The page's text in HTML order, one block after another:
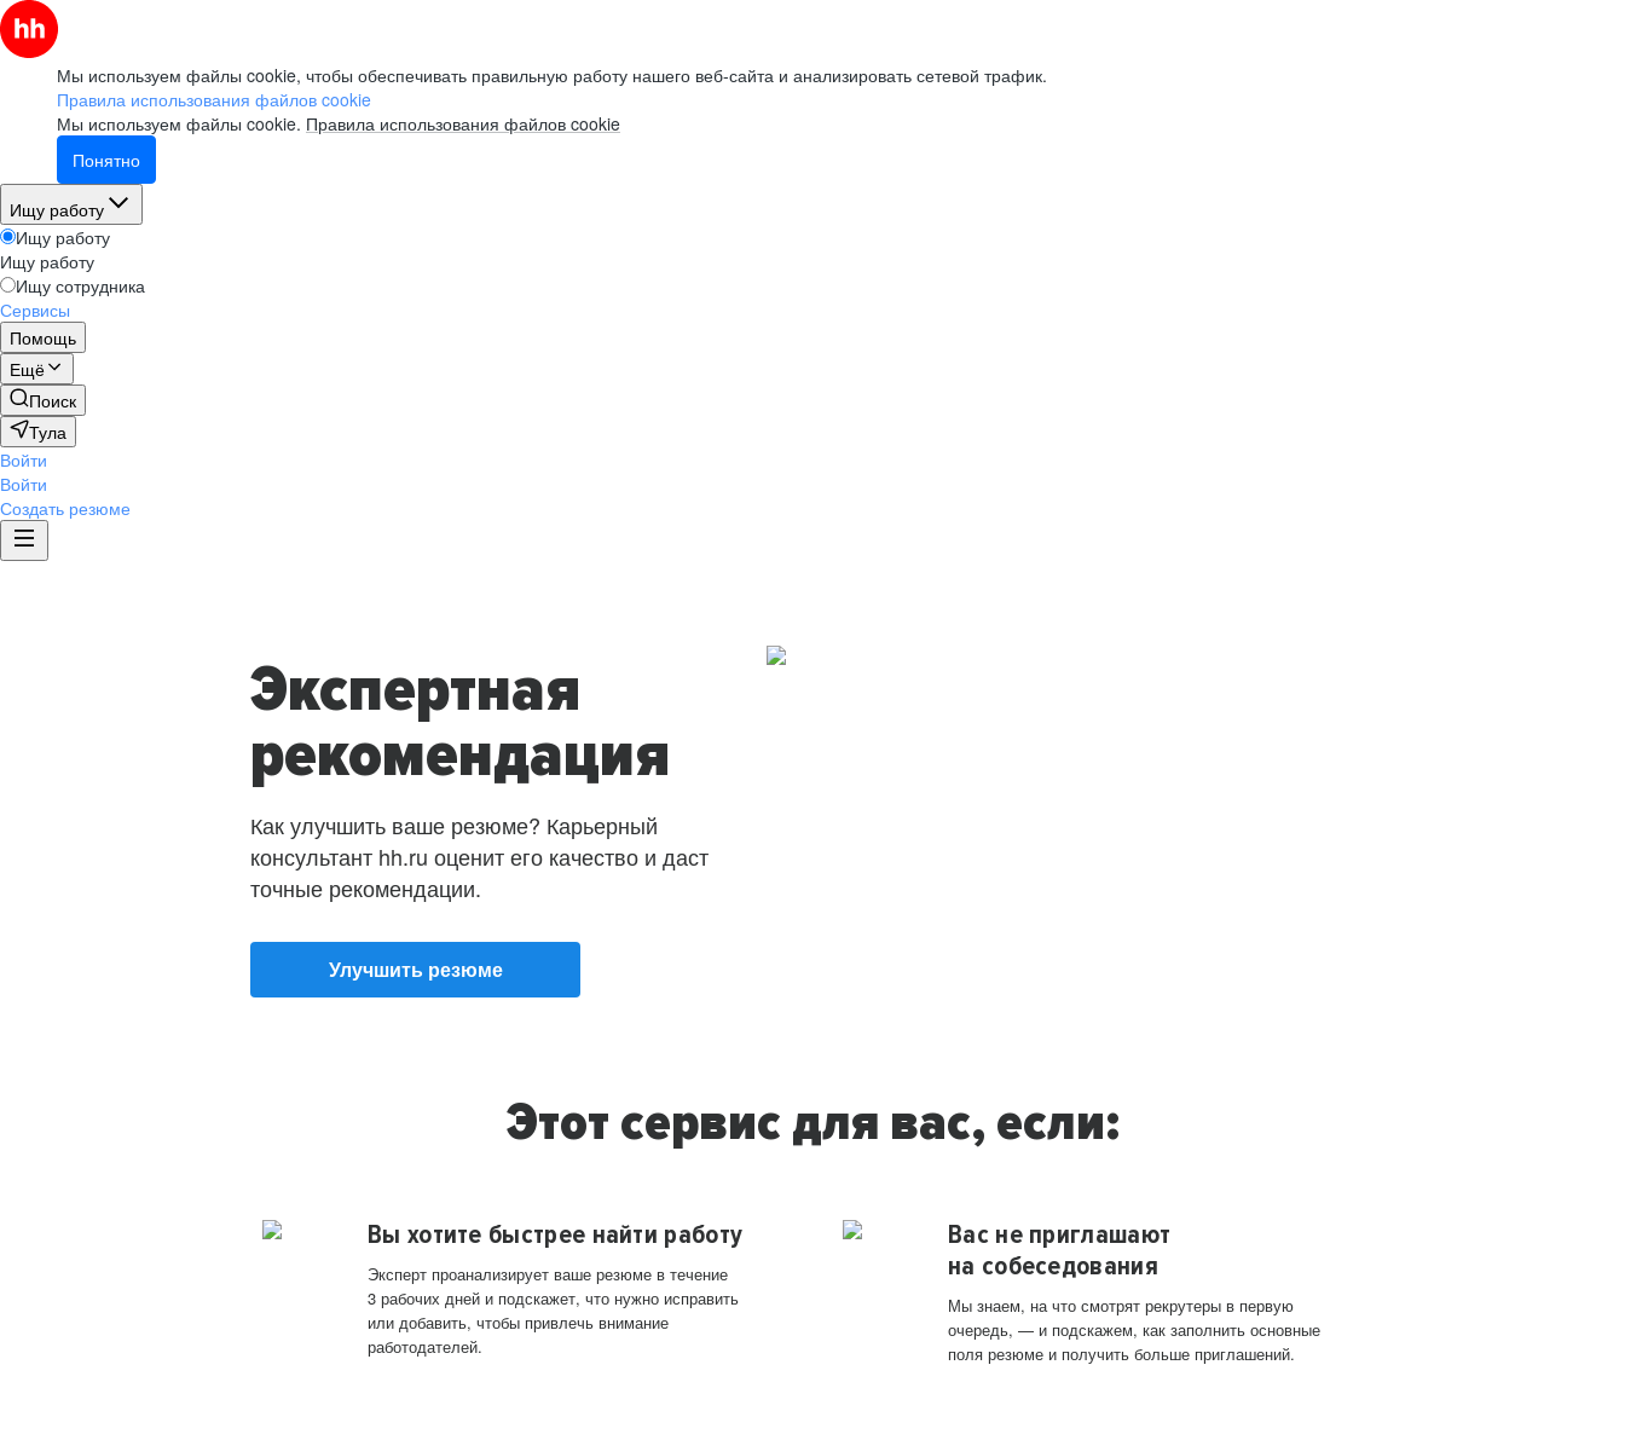
Мы используем файлы cookie, чтобы обеспечивать правильную работу нашего веб-сайта и анализировать сетевой трафик.
Правила использования файлов cookie
Мы используем файлы cookie. Правила использования файлов cookie
Понятно
Ищу работу
Ищу работу
Ищу работу
Ищу сотрудника
Сервисы
Помощь
Ещё
Поиск
Тула
Войти
Войти
Создать резюме
Экспертная
рекомендация
Как улучшить ваше резюме? Карьерный
консультант hh.ru оценит его качество и даст
точные рекомендации.
Улучшить резюме
Этот сервис для вас, если:
Вы хотите быстрее найти работу
Эксперт проанализирует ваше резюме в течение
3 рабочих дней и подскажет, что нужно исправить
или добавить, чтобы привлечь внимание
работодателей.
Вас не приглашают
на собеседования
Мы знаем, на что смотрят рекрутеры в первую
очередь, — и подскажем, как заполнить основные
поля резюме и получить больше приглашений.